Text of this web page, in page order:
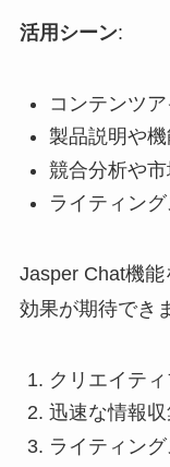
活用シーン:
コンテンツ
製品説明や
競合分析や
ライティン
Jasper Chat機
効果が期待でき
クリエイテ
迅速な情報
ライティン